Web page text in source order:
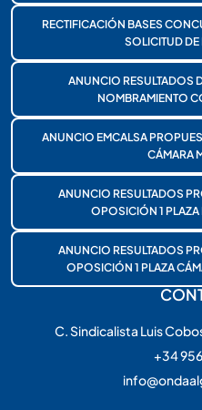
RECTIFICACIÓN BASES
SOLICITUD DE
ANUNCIO RESULTADOS
NOMBRAMIENTO
ANUNCIO EMCALSA
CÁMARA
ANUNCIO RESULTADOS
OPOSICIÓN 1 PLAZA
ANUNCIO RESULTADOS
OPOSICIÓN 1 PLAZA
C. Sindicalista Luis
+34